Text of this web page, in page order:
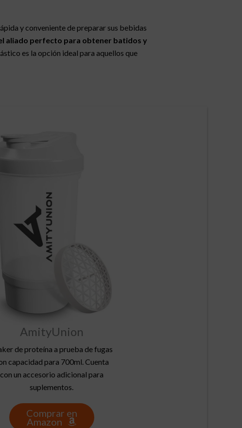
y conveniente de preparar sus bebidas
aliado perfecto para obtener batidos y
es la opción ideal para aquellos que
AmityUnion
de proteína a prueba de fugas
capacidad para 700ml. Cuenta
con un accesorio adicional para
suplementos.
Comprar en
Amazon